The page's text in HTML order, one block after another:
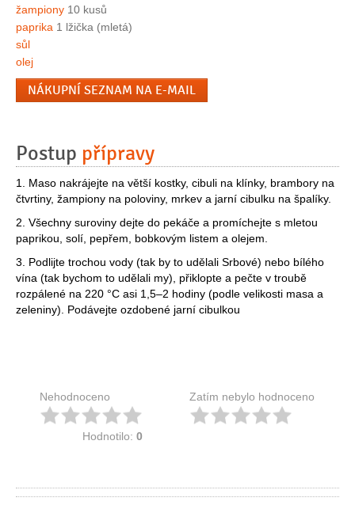
žampiony 10 kusů
paprika 1 lžička (mletá)
sůl
olej
NÁKUPNÍ SEZNAM NA E-MAIL
Postup přípravy
1. Maso nakrájejte na větší kostky, cibuli na klínky, brambory na
čtvrtiny, žampiony na poloviny, mrkev a jarní cibulku na špalíky.
2. Všechny suroviny dejte do pekáče a promíchejte s mletou
paprikou, solí, pepřem, bobkovým listem a olejem.
3. Podlijte trochou vody (tak by to udělali Srbové) nebo bílého
vína (tak bychom to udělali my), přiklopte a pečte v troubě
rozpálené na 220 °C asi 1,5–2 hodiny (podle velikosti masa a
zeleniny). Podávejte ozdobené jarní cibulkou
Nehodnoceno
Hodnotilo: 0
Zatím nebylo hodnoceno